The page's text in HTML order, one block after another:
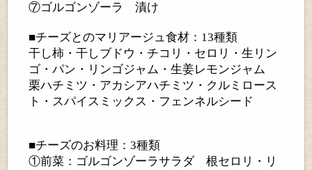
⑦ゴルゴンゾーラ 漬け
■チーズとのマリアージュ食材：13種類
干し柿・干しブドウ・チコリ・セロリ・生リン
ゴ・パン・リンゴジャム・生姜レモンジャム
栗ハチミツ・アカシアハチミツ・クルミロース
ト・スパイスミックス・フェンネルシード
■チーズのお料理：3種類
①前菜：ゴルゴンゾーラサラダ 根セロリ・リ